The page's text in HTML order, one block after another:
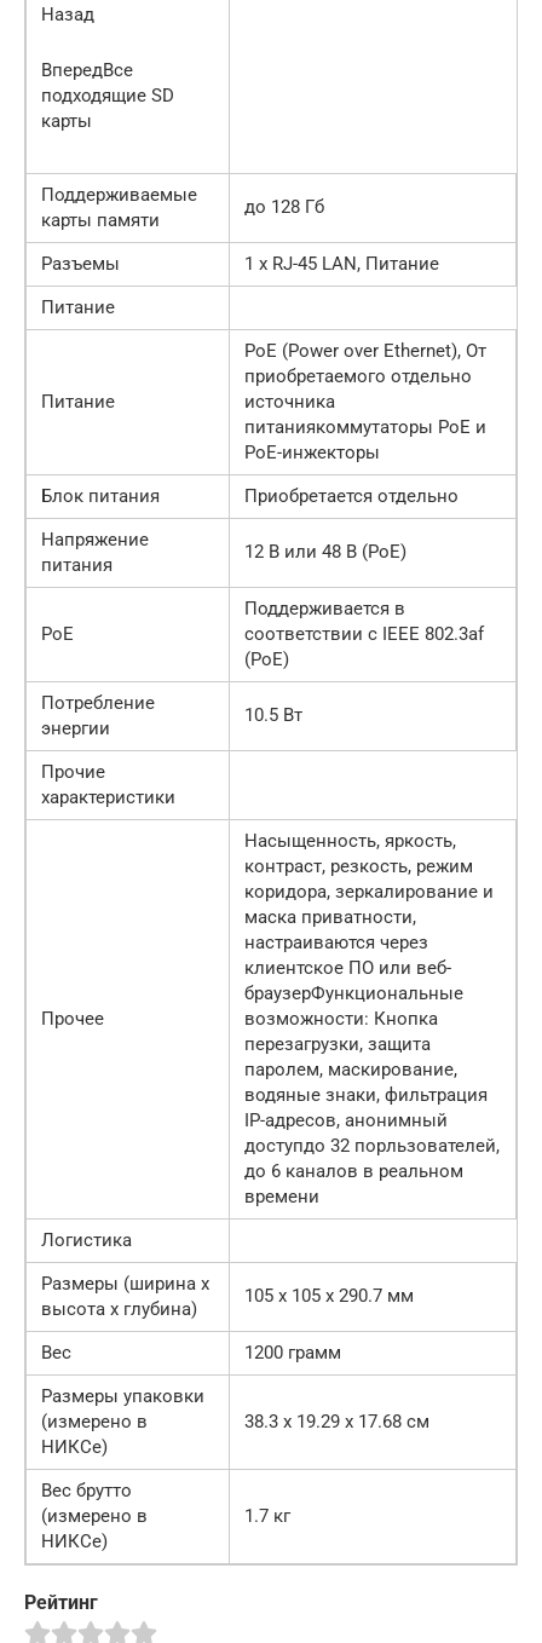
Назад
ВпередВсе
подходящие SD
карты
Поддерживаемые
карты памяти
до 128 Гб
Разъемы
1 x RJ-45 LAN, Питание
Питание
Питание
PoE (Power over Ethernet), От
приобретаемого отдельно
источника
питаниякоммутаторы PoE и
PoE-инжекторы
Блок питания
Приобретается отдельно
Напряжение
питания
12 В или 48 В (PoE)
PoE
Поддерживается в
соответствии с IEEE 802.3af
(PoE)
Потребление
энергии
10.5 Вт
Прочие
характеристики
Прочее
Насыщенность, яркость,
контраст, резкость, режим
коридора, зеркалирование и
маска приватности,
настраиваются через
клиентское ПО или веб-
браузерФункциональные
возможности: Кнопка
перезагрузки, защита
паролем, маскирование,
водяные знаки, фильтрация
IP-адресов, анонимный
доступдо 32 порльзователей,
до 6 каналов в реальном
времени
Логистика
Размеры (ширина x
высота x глубина)
105 x 105 x 290.7 мм
Вес
1200 грамм
Размеры упаковки
(измерено в
НИКСе)
38.3 x 19.29 x 17.68 см
Вес брутто
(измерено в
НИКСе)
1.7 кг
Рейтинг